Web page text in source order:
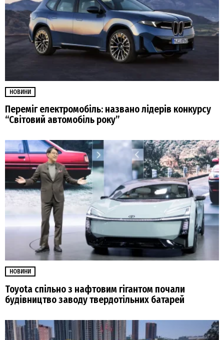
НОВИНИ
Переміг електромобіль: названо лідерів конкурсу
“Світовий автомобіль року”
НОВИНИ
Toyota спільно з нафтовим гігантом почали
будівництво заводу твердотільних батарей